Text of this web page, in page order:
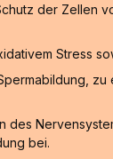
der Zellen
Stress
zu
des
bei.